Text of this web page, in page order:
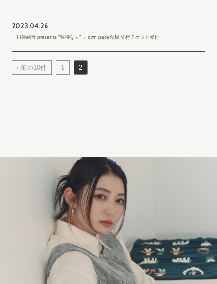
2023.04.26
「川谷絵音 presents "独特な人" 」own pace会員 先行チケット受付
‹ 前の10件 1 2